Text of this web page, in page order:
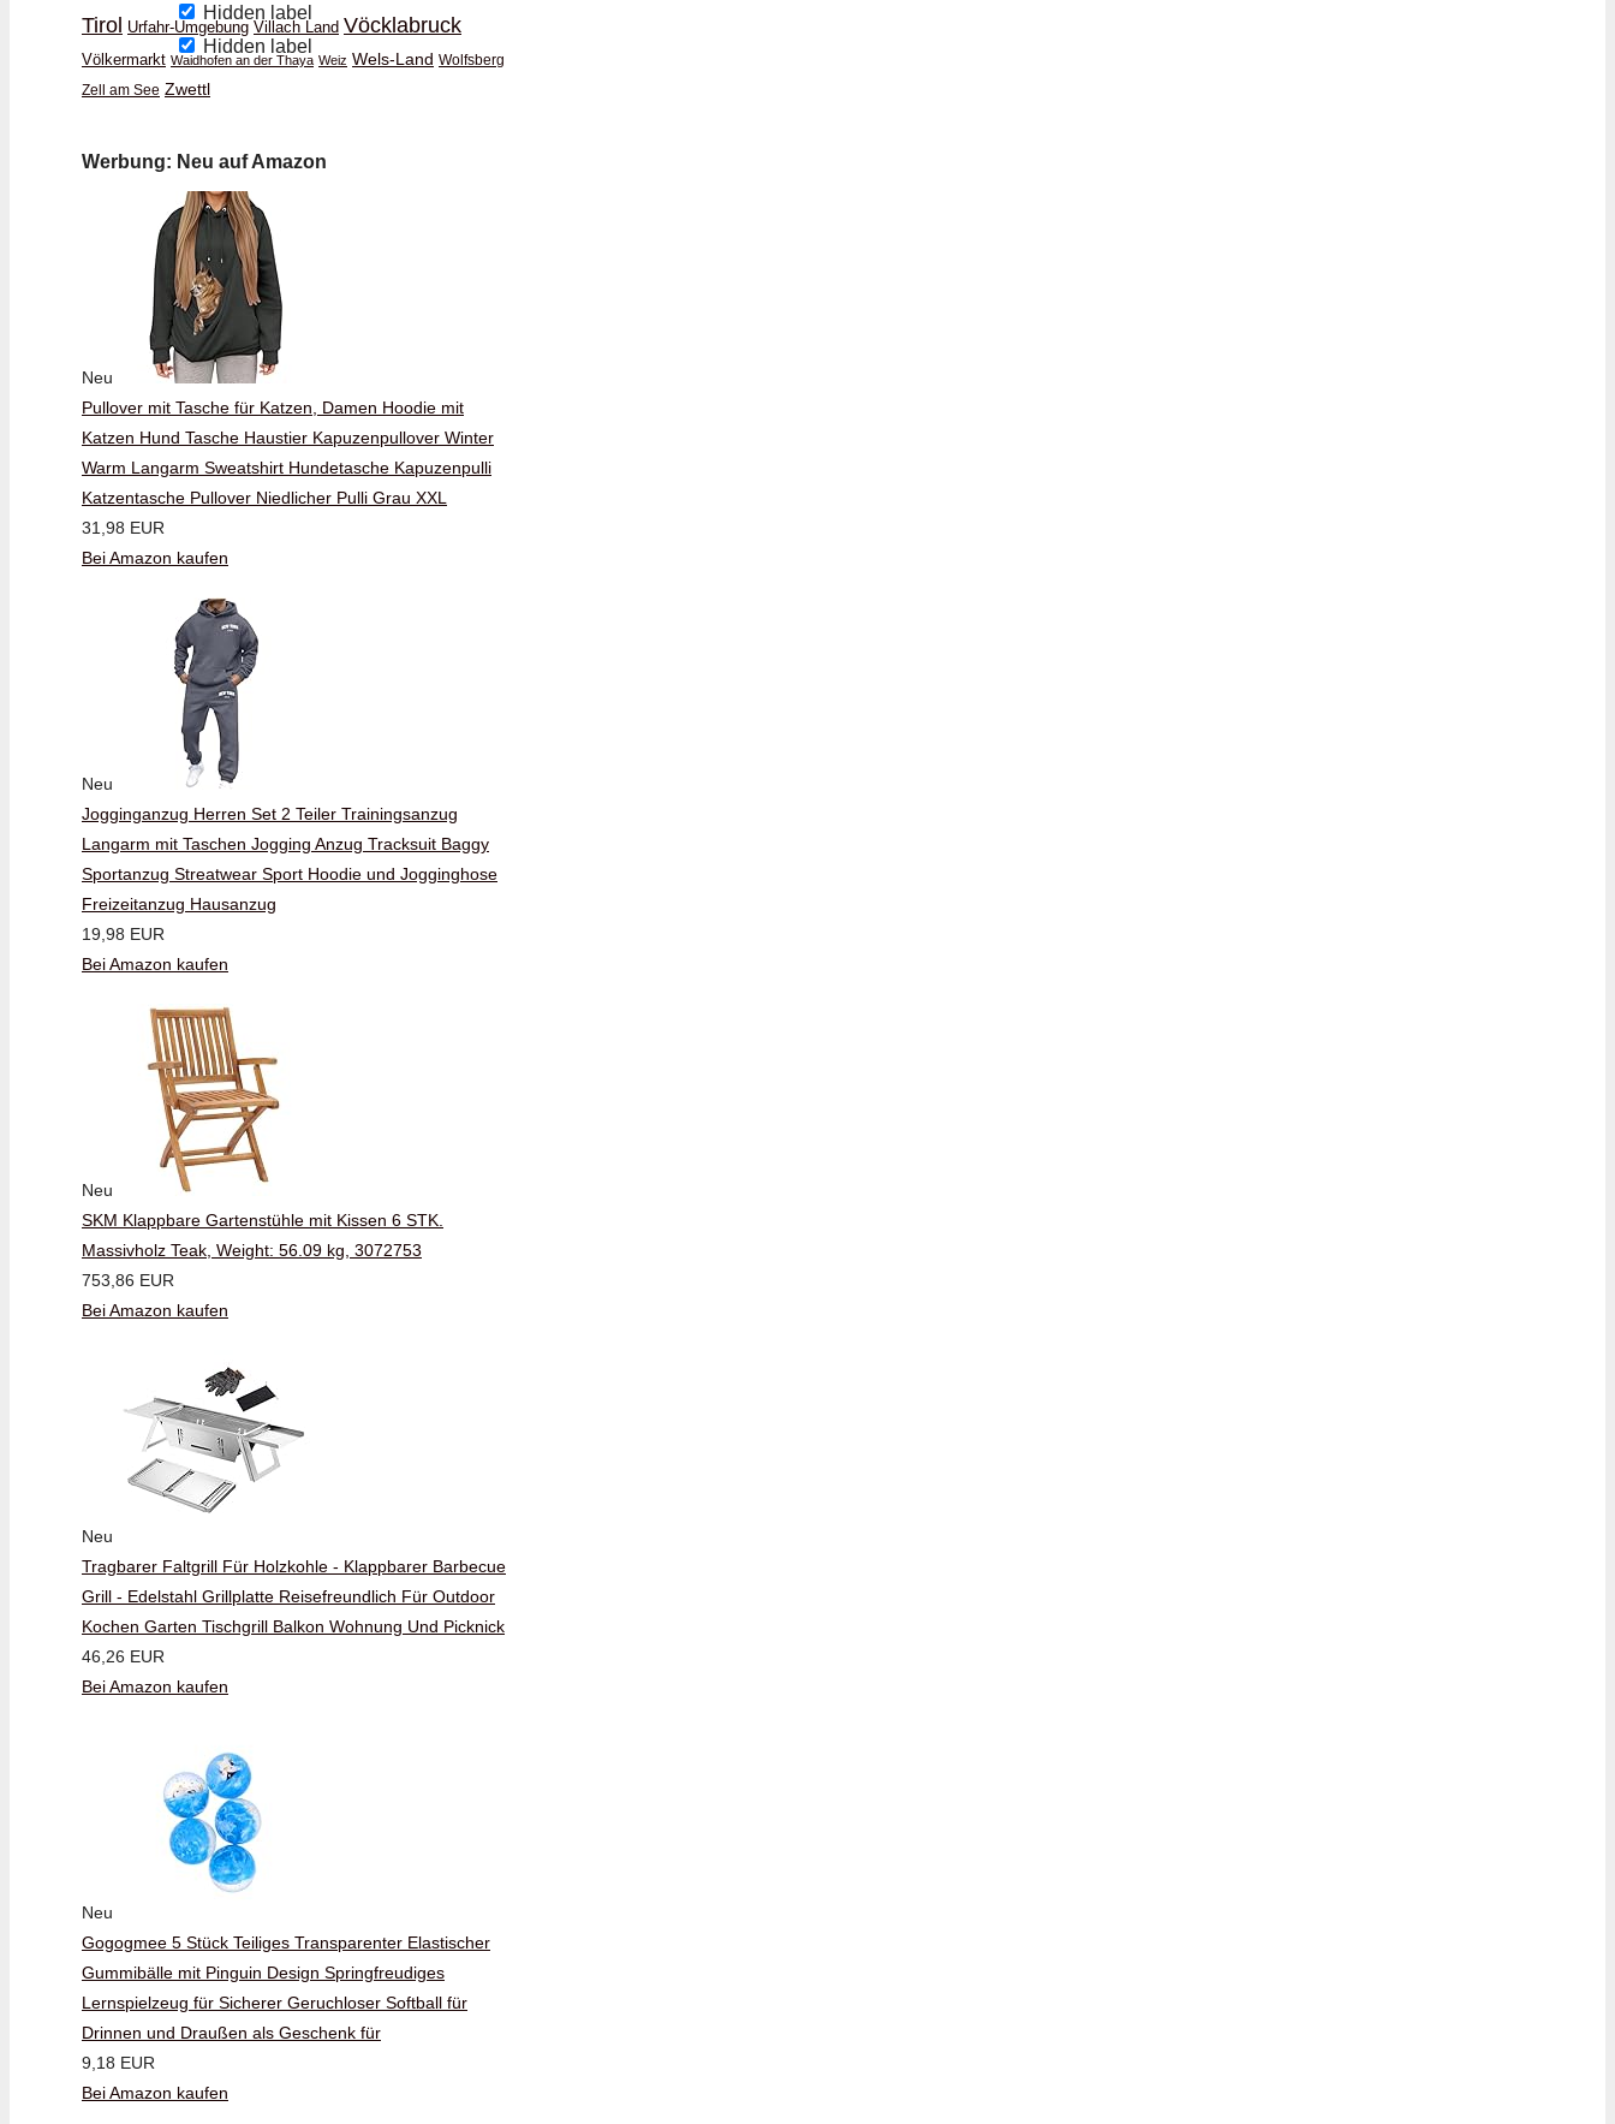
Hidden label
Hidden label
Tirol Urfahr-Umgebung Villach Land Vöcklabruck
Völkermarkt Waidhofen an der Thaya Weiz Wels-Land Wolfsberg
Zell am See Zwettl
Werbung: Neu auf Amazon
Neu
Pullover mit Tasche für Katzen, Damen Hoodie mit
Katzen Hund Tasche Haustier Kapuzenpullover Winter
Warm Langarm Sweatshirt Hundetasche Kapuzenpulli
Katzentasche Pullover Niedlicher Pulli Grau XXL
31,98 EUR
Bei Amazon kaufen
Neu
Jogginganzug Herren Set 2 Teiler Trainingsanzug
Langarm mit Taschen Jogging Anzug Tracksuit Baggy
Sportanzug Streatwear Sport Hoodie und Jogginghose
Freizeitanzug Hausanzug
19,98 EUR
Bei Amazon kaufen
Neu
SKM Klappbare Gartenstühle mit Kissen 6 STK.
Massivholz Teak, Weight: 56.09 kg, 3072753
753,86 EUR
Bei Amazon kaufen
Neu
Tragbarer Faltgrill Für Holzkohle - Klappbarer Barbecue
Grill - Edelstahl Grillplatte Reisefreundlich Für Outdoor
Kochen Garten Tischgrill Balkon Wohnung Und Picknick
46,26 EUR
Bei Amazon kaufen
Neu
Gogogmee 5 Stück Teiliges Transparenter Elastischer
Gummibälle mit Pinguin Design Springfreudiges
Lernspielzeug für Sicherer Geruchloser Softball für
Drinnen und Draußen als Geschenk für
9,18 EUR
Bei Amazon kaufen